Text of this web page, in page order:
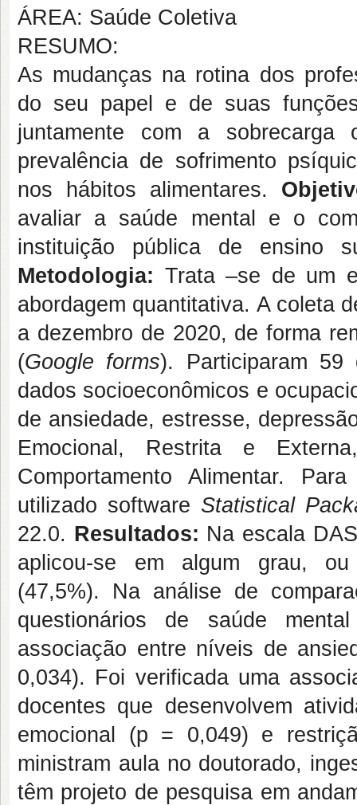
ÁREA: Saúde Coletiva
RESUMO:
As mudanças na rotina dos
do seu papel e de suas
juntamente com a sobrecarga
prevalência de sofrimento
nos hábitos alimentares.
avaliar a saúde mental e o
instituição pública de ensino
Metodologia: Trata –se de um
abordagem quantitativa. A coleta
a dezembro de 2020, de forma
(Google forms). Participaram 59
dados socioeconômicos e
de ansiedade, estresse,
Emocional, Restrita e
Comportamento Alimentar.
utilizado software Statistical
22.0. Resultados: Na escala
aplicou-se em algum grau,
(47,5%). Na análise de
questionários de saúde
associação entre níveis de
0,034). Foi verificada uma
docentes que desenvolvem
emocional (p = 0,049) e
ministram aula no doutorado,
têm projeto de pesquisa em